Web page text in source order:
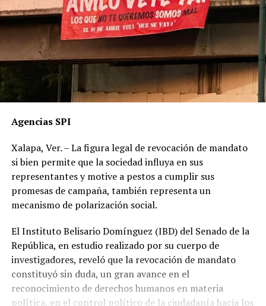
Agencias SPI
Xalapa, Ver. – La figura legal de revocación de mandato
si bien permite que la sociedad influya en sus
representantes y motive a pestos a cumplir sus
promesas de campaña, también representa un
mecanismo de polarización social.
El Instituto Belisario Domínguez (IBD) del Senado de la
República, en estudio realizado por su cuerpo de
investigadores, reveló que la revocación de mandato
constituyó sin duda, un gran avance en el
reconocimiento de derechos humanos en materia
política, en el control político de la ciudadanía hacia los